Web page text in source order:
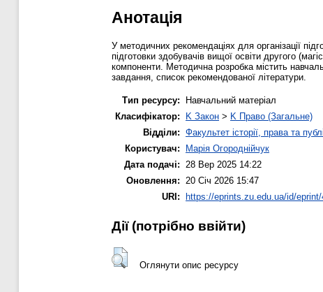
Анотація
У методичних рекомендаціях для організації
підготовки здобувачів вищої освіти другого
компоненти. Методична розробка містить
завдання, список рекомендованої літератури.
Тип ресурсу:
Навчальний матеріал
Класифікатор:
K Закон > K Право (Загальне)
Відділи: Факультет історії, права та
Користувач:
Марія Огороднійчук
Дата подачі:
28 Вер 2025 14:22
Оновлення:
20 Січ 2026 15:47
URI: https://eprints.zu.edu.ua/id/eprint/
Дії ​​(потрібно ввійти)
Оглянути опис ресурсу